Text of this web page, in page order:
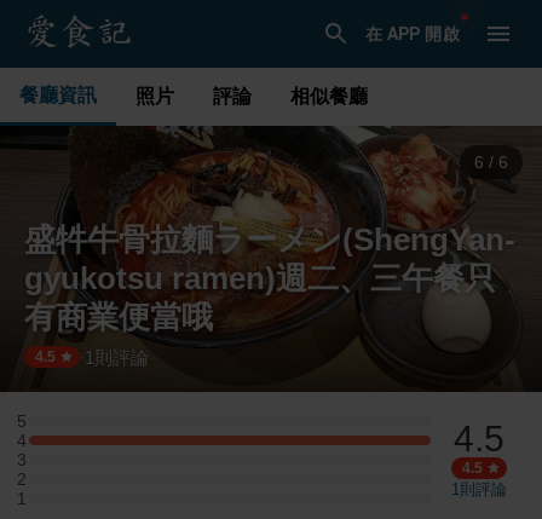
在 APP 開啟
餐廳資訊 照片 評論 相似餐廳
1 / 6
盛牪牛骨拉麵ラーメン(ShengYan-
gyukotsu ramen)週二、三午餐只
有商業便當哦
4.5 1 則評論
5
5 星：0 則評論
4
4 星：1 則評論
3
3 星：0 則評論
2
2 星：0 則評論
1
1 星：0 則評論
4.5
4.5
1則評論